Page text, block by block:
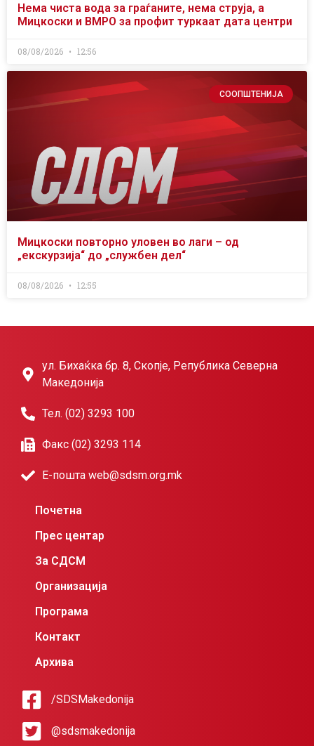
Нема чиста вода за граѓаните, нема струја, а
Мицкоски и ВМРО за профит туркаат дата центри
08/08/2026 12:56
СООПШТЕНИЈА
Мицкоски повторно уловен во лаги – од
„екскурзија“ до „службен дел“
08/08/2026 12:55
ул. Бихаќка бр. 8, Скопје, Република Северна
Македонија
Тел. (02) 3293 100
Факс (02) 3293 114
Е-пошта web@sdsm.org.mk
Почетна
Прес центар
За СДСМ
Организација
Програма
Контакт
Архива
/SDSMakedonija
@sdsmakedonija